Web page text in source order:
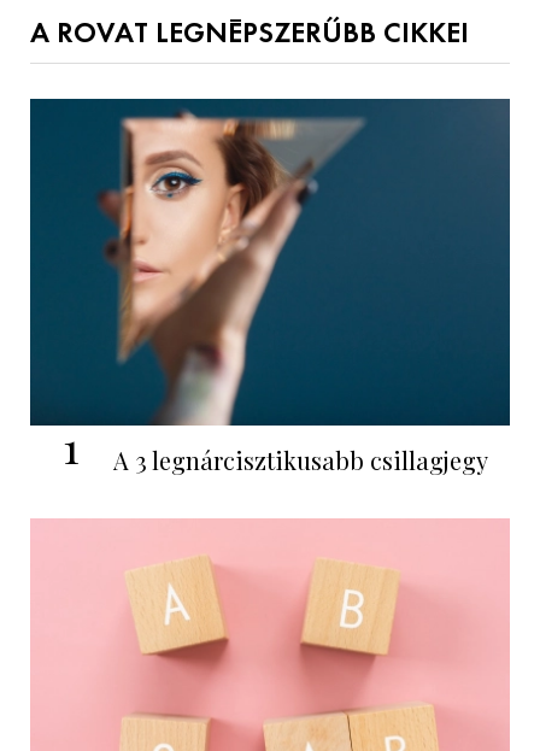
A ROVAT LEGNÉPSZERŰBB CIKKEI
1 A 3 legnárcisztikusabb csillagjegy